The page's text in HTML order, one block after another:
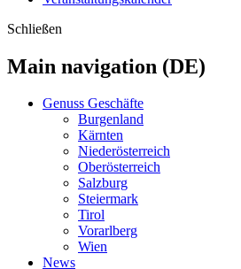
Schließen
Main navigation (DE)
Genuss Geschäfte
Burgenland
Kärnten
Niederösterreich
Oberösterreich
Salzburg
Steiermark
Tirol
Vorarlberg
Wien
News